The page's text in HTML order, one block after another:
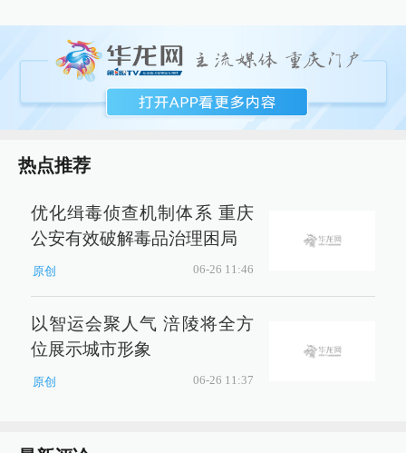
热点推荐
优化缉毒侦查机制体系 重庆
公安有效破解毒品治理困局
原创 06-26 11:46
以智运会聚人气 涪陵将全方
位展示城市形象
原创 06-26 11:37